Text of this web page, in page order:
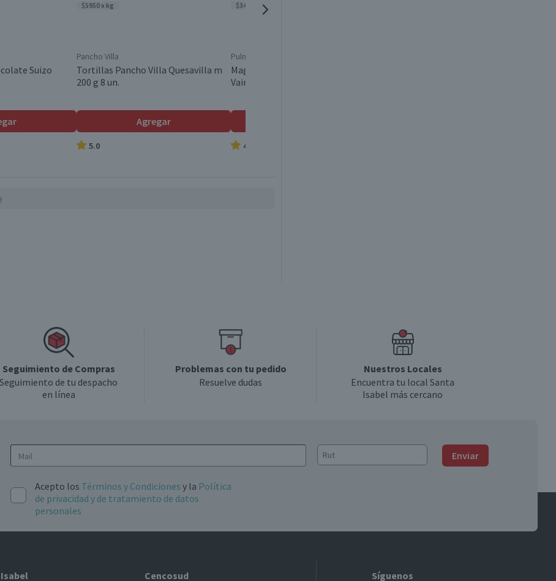
Suizo
$5950 x kg
Pancho Villa
Tortillas Pancho Villa Quesavilla m
200 g 8 un.
Agregar
5.0
$348 x un
Pulmahue
Magdalenas Pulmahue Sabor
Vainilla 6 un.
4.8
Seguimiento de Compras
Seguimiento de tu despacho
en línea
Problemas con tu pedido
Resuelve dudas
Nuestros Locales
Encuentra tu local Santa
Isabel más cercano
Enviar
Acepto los Términos y Condiciones y la Política
de privacidad y de tratamiento de datos
personales
Cencosud Síguenos